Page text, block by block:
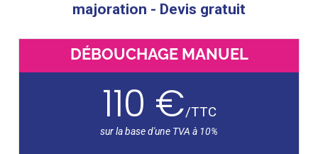
majoration - Devis gratuit
DÉBOUCHAGE MANUEL
110 €/TTC